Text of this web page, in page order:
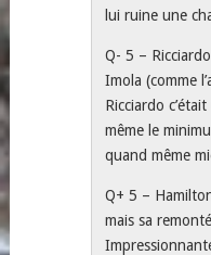
lui ruine une
Q- 5 –
Imola (comme
Ricciardo
même le
quand même
Q+ 5 –
mais sa